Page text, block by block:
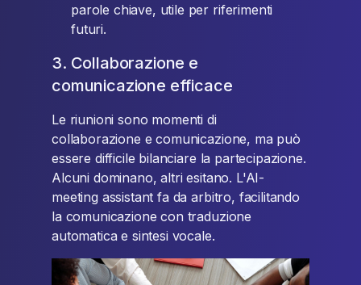
parole chiave, utile per riferimenti
futuri.
3. Collaborazione e
comunicazione efficace
Le riunioni sono momenti di
collaborazione e comunicazione, ma può
essere difficile bilanciare la partecipazione.
Alcuni dominano, altri esitano. L'AI-
meeting assistant fa da arbitro, facilitando
la comunicazione con traduzione
automatica e sintesi vocale.